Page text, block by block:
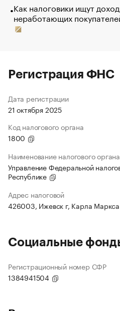
Как налоговики ищут
неработающих
Регистрация ФНС
Дата регистрации
21 октября 2025
Код налогового органа
1800
Наименование налогового органа
Управление Федеральной
Республике
Адрес налоговой
426003, Ижевск г, Карла
Социальные
Регистрационный номер СФР
1384941504